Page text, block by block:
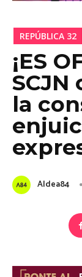
REPÚBLICA 32
¡ES
la
Aldea84